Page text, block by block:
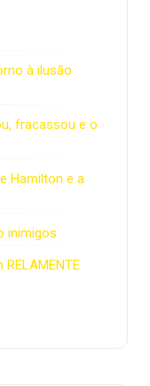
à ilusão
fracassou e o
Hamilton e a
inimigos
RELAMENTE